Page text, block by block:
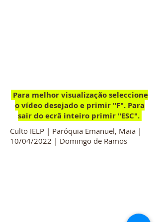
Para melhor visualização seleccione
o vídeo desejado e primir "F". Para
sair do ecrâ inteiro primir "ESC".
Culto IELP | Paróquia Emanuel, Maia |
10/04/2022 | Domingo de Ramos